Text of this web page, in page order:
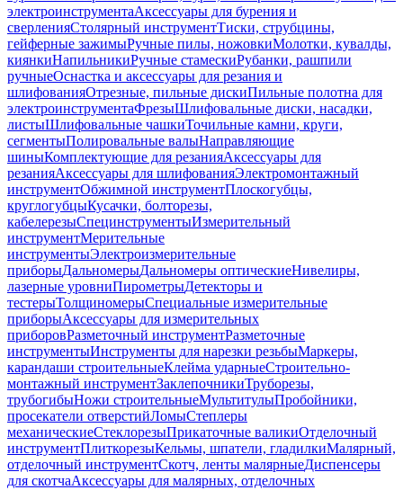
электроинструментаАксессуары для бурения и
сверленияСтолярный инструментТиски, струбцины,
гейферные зажимыРучные пилы, ножовкиМолотки, кувалды,
киянкиНапильникиРучные стамескиРубанки, рашпили
ручныеОснастка и аксессуары для резания и
шлифованияОтрезные, пильные дискиПильные полотна для
электроинструментаФрезыШлифовальные диски, насадки,
листыШлифовальные чашкиТочильные камни, круги,
сегментыПолировальные валыНаправляющие
шиныКомплектующие для резанияАксессуары для
резанияАксессуары для шлифованияЭлектромонтажный
инструментОбжимной инструментПлоскогубцы,
круглогубцыКусачки, болторезы,
кабелерезыСпецинструментыИзмерительный
инструментМерительные
инструментыЭлектроизмерительные
приборыДальномерыДальномеры оптическиеНивелиры,
лазерные уровниПирометрыДетекторы и
тестерыТолщиномерыСпециальные измерительные
приборыАксессуары для измерительных
приборовРазметочный инструментРазметочные
инструментыИнструменты для нарезки резьбыМаркеры,
карандаши строительныеКлейма ударныеСтроительно-
монтажный инструментЗаклепочникиТруборезы,
трубогибыНожи строительныеМультитулыПробойники,
просекатели отверстийЛомыСтеплеры
механическиеСтеклорезыПрикаточные валикиОтделочный
инструментПлиткорезыКельмы, шпатели, гладилкиМалярный,
отделочный инструментСкотч, ленты малярныеДиспенсеры
для скотчаАксессуары для малярных, отделочных